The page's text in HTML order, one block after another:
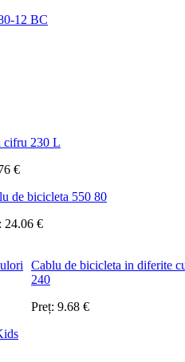
12 BC
cifru 230 L
€
de bicicleta 550 80
24.06 €
Cablu de bicicleta in diferite
240
Preț: 9.68 €